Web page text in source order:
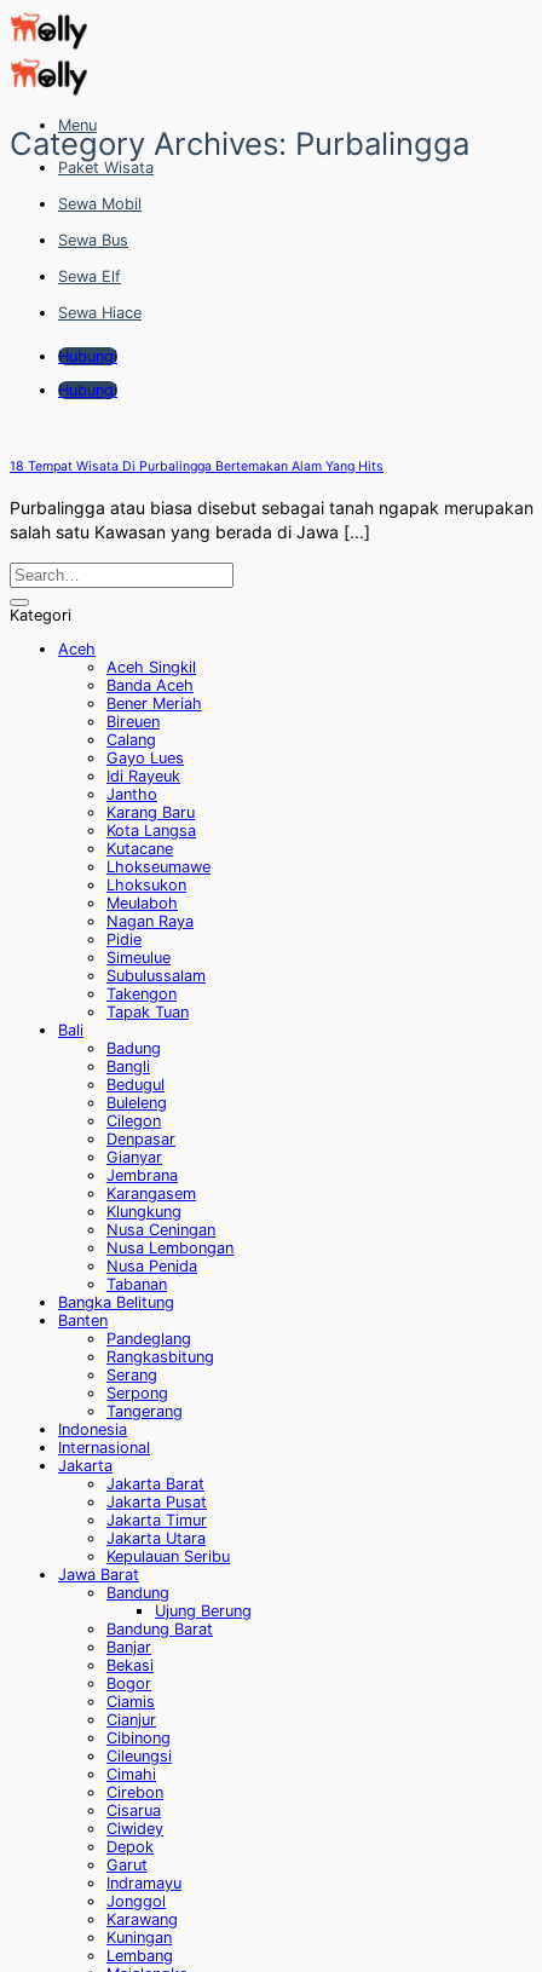
Skip
to
content
Menu
Paket Wisata
Sewa Mobil
Sewa Bus
Sewa Elf
Sewa Hiace
Hubungi
Hubungi
Category Archives: Purbalingga
18 Tempat Wisata Di Purbalingga Bertemakan Alam Yang Hits
Purbalingga atau biasa disebut sebagai tanah ngapak merupakan
salah satu Kawasan yang berada di Jawa [...]
Kategori
Aceh
Aceh Singkil
Banda Aceh
Bener Meriah
Bireuen
Calang
Gayo Lues
Idi Rayeuk
Jantho
Karang Baru
Kota Langsa
Kutacane
Lhokseumawe
Lhoksukon
Meulaboh
Nagan Raya
Pidie
Simeulue
Subulussalam
Takengon
Tapak Tuan
Bali
Badung
Bangli
Bedugul
Buleleng
Cilegon
Denpasar
Gianyar
Jembrana
Karangasem
Klungkung
Nusa Ceningan
Nusa Lembongan
Nusa Penida
Tabanan
Bangka Belitung
Banten
Pandeglang
Rangkasbitung
Serang
Serpong
Tangerang
Indonesia
Internasional
Jakarta
Jakarta Barat
Jakarta Pusat
Jakarta Timur
Jakarta Utara
Kepulauan Seribu
Jawa Barat
Bandung
Ujung Berung
Bandung Barat
Banjar
Bekasi
Bogor
Ciamis
Cianjur
Cibinong
Cileungsi
Cimahi
Cirebon
Cisarua
Ciwidey
Depok
Garut
Indramayu
Jonggol
Karawang
Kuningan
Lembang